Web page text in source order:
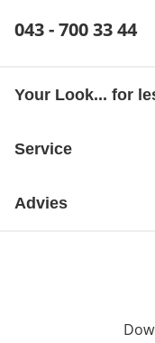
043 - 700 33 44
Your Look... for
Service
Advies